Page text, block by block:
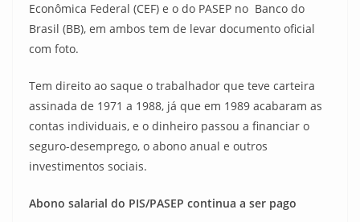
Econômica Federal (CEF) e o do PASEP no Banco do
Brasil (BB), em ambos tem de levar documento oficial
com foto.
Tem direito ao saque o trabalhador que teve carteira
assinada de 1971 a 1988, já que em 1989 acabaram as
contas individuais, e o dinheiro passou a financiar o
seguro-desemprego, o abono anual e outros
investimentos sociais.
Abono salarial do PIS/PASEP continua a ser pago